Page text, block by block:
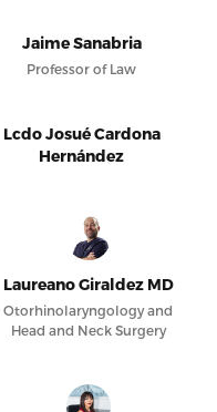
Jaime Sanabria
Professor of Law
Lcdo Josué Cardona
Hernández
Laureano Giraldez MD
Otorhinolaryngology and
Head and Neck Surgery